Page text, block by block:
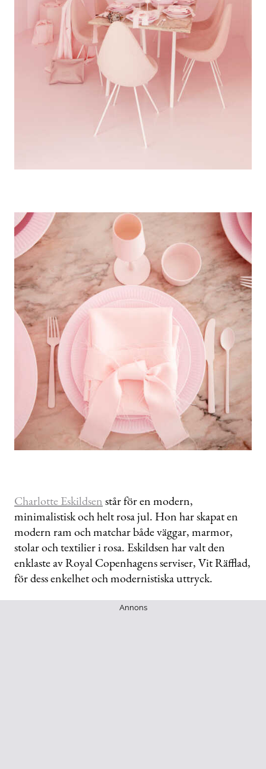
Charlotte Eskildsenstår för en modern,
minimalistisk och helt rosa jul. Hon har skapat en
modern ram och matchar både väggar, marmor,
stolar och textilier i rosa. Eskildsen har valt den
enklaste av Royal Copenhagens serviser, Vit Räfflad,
för dess enkelhet och modernistiska uttryck.
Annons